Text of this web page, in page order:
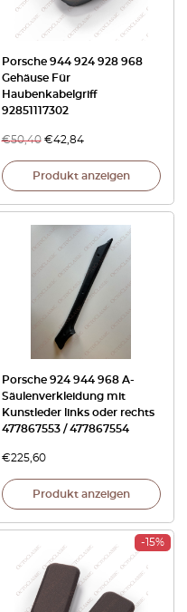
Porsche 944 924 928 968
Gehäuse Für
Haubenkabelgriff
92851117302
€50,40 €42,84
Produkt anzeigen
Porsche 924 944 968 A-
Säulenverkleidung mit
Kunstleder links oder rechts
477867553 / 477867554
€225,60
Produkt anzeigen
-15%